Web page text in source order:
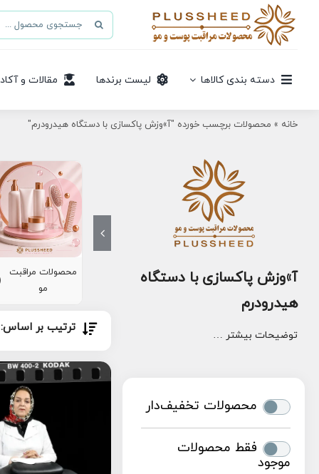
جستجو
برای:
دسته بندی کالاها لیست برندها مقالات و
خانه » محصولات برچسب خورده "آ»وزش پاکسازی با دستگاه هیدرودرم"
آ»وزش پاکسازی با دستگاه
هیدرودرم
توضیحات بیشتر …
محصولات تخفیف‌دار
فقط محصولات
موجود
محصولات مراقبت
مو
ترتیب بر اساس: